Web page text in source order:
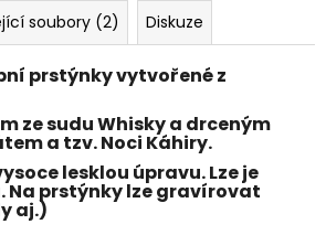
soubory (2) Diskuze
prstýnky vytvořené z
ze sudu Whisky a drceným
a tzv.Noci Káhiry.
lesklou úpravu. Lze je
Na prstýnky lze gravírovat
aj.)